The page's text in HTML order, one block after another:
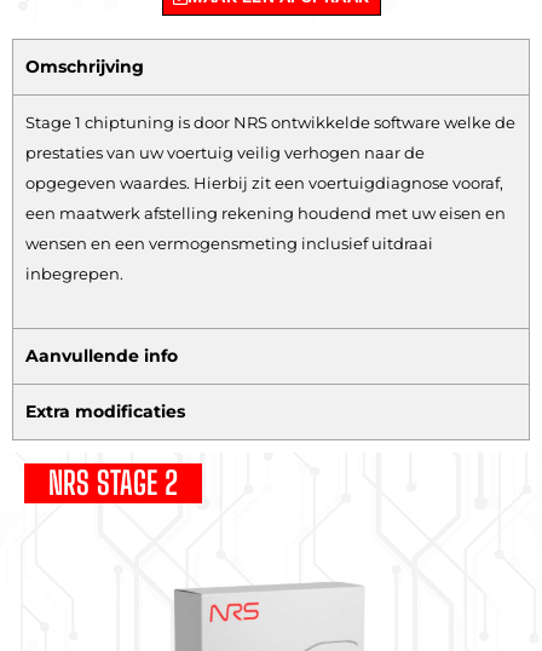
Omschrijving
Stage 1 chiptuning is door NRS ontwikkelde software welke de
prestaties van uw voertuig veilig verhogen naar de
opgegeven waardes. Hierbij zit een voertuigdiagnose vooraf,
een maatwerk afstelling rekening houdend met uw eisen en
wensen en een vermogensmeting inclusief uitdraai
inbegrepen.
Aanvullende info
Extra modificaties
NRS STAGE 2